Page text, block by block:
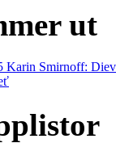
ut
Karin Smirnoff: